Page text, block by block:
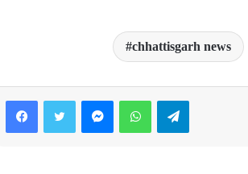
chhattisgarh news
FacebookTwitter MessengerWhatsAppTelegram